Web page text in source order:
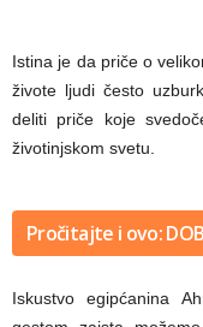
Istina je da priče o
živote ljudi često
deliti priče koje
životinjskom svetu.
Pročitajte i ovo:
Iskustvo egipćanina